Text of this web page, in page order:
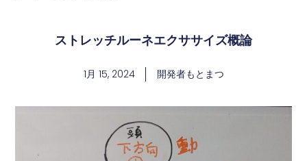
ストレッチルーネエクササイズ概論
1月 15, 2024 開発者もとまつ